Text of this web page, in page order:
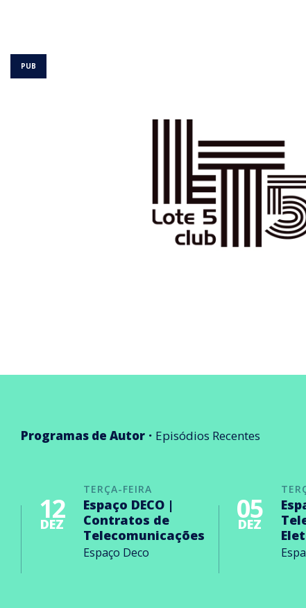
Programas de Autor Episódios Recentes
TERÇA-FEIRA
12
DEZ
Espaço DECO |
Contratos de
Telecomunicações
Espaço Deco
05
DEZ